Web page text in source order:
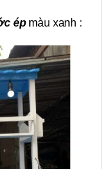
ép màu xanh :